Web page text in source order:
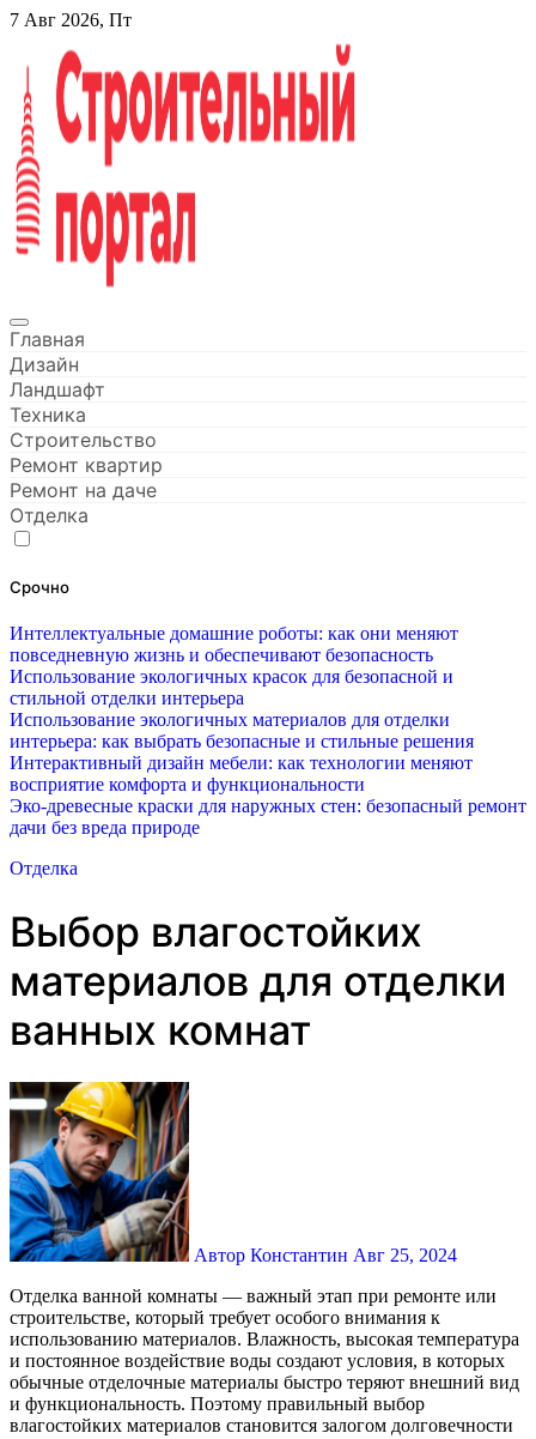
Перейти
содержанию
7 Авг 2026, Пт
Строительный портал
Главная
Дизайн
Ландшафт
Техника
Строительство
Ремонт квартир
Ремонт на даче
Отделка
Срочно
Интеллектуальные домашние роботы: как они меняют
повседневную жизнь и обеспечивают безопасность
Использование экологичных красок для безопасной и
стильной отделки интерьера
Использование экологичных материалов для отделки
интерьера: как выбрать безопасные и стильные решения
Интерактивный дизайн мебели: как технологии меняют
восприятие комфорта и функциональности
Эко-древесные краски для наружных стен: безопасный ремонт
дачи без вреда природе
Отделка
Выбор влагостойких
материалов для отделки
ванных комнат
Автор Константин Авг 25, 2024
Отделка ванной комнаты — важный этап при ремонте или
строительстве, который требует особого внимания к
использованию материалов. Влажность, высокая температура
и постоянное воздействие воды создают условия, в которых
обычные отделочные материалы быстро теряют внешний вид
и функциональность. Поэтому правильный выбор
влагостойких материалов становится залогом долговечности